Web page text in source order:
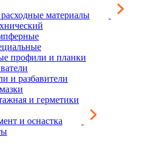
материалы
профили и планки
и разбавители
и герметики
и оснастка